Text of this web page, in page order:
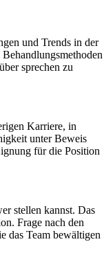
und Trends in der
sprechen zu
Karriere, in
unter Beweis
für die Position
stellen kannst. Das
Frage nach den
das Team bewältigen